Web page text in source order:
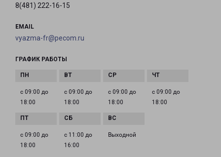
8(481) 222-16-15
EMAIL
vyazma-fr@pecom.ru
ГРАФИК РАБОТЫ
с 09:00 до
18:00
с 09:00 до
18:00
с 09:00 до
18:00
с 09:00 до
18:00
с 09:00 до
18:00
с 11:00 до
16:00
Выходной